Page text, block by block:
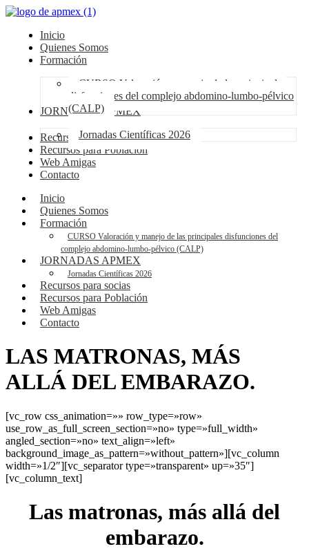
Inicio
Quienes Somos
Formación
CURSO Valoración y manejo de las principales
disfunciones del complejo abdomino-lumbo-pélvico
(CALP)
JORNADAS APMEX
Jornadas Científicas 2026
Recursos para socias
Recursos para Población
Web Amigas
Contacto
Inicio
Quienes Somos
Formación
CURSO Valoración y manejo de las principales disfunciones del
complejo abdomino-lumbo-pélvico (CALP)
JORNADAS APMEX
Jornadas Científicas 2026
Recursos para socias
Recursos para Población
Web Amigas
Contacto
LAS MATRONAS, MÁS
ALLÁ DEL EMBARAZO.
[vc_row css_animation=»» row_type=»row»
use_row_as_full_screen_section=»no» type=»full_width»
angled_section=»no» text_align=»left»
background_image_as_pattern=»without_pattern»][vc_column
width=»1/2″][vc_separator type=»transparent» up=»35″]
[vc_column_text]
Las matronas, más allá del
embarazo.